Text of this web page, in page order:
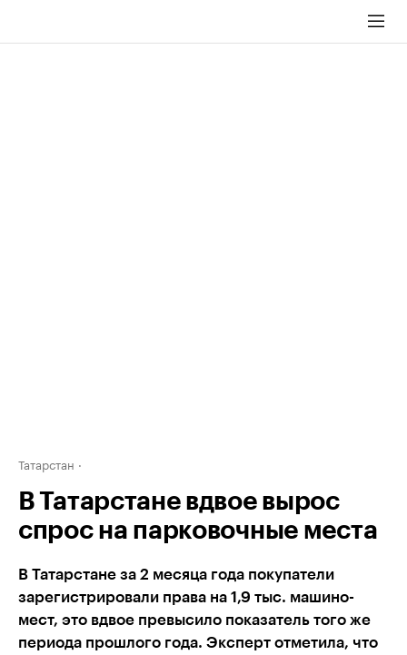
Татарстан
В Татарстане вдвое вырос
спрос на парковочные места
В Татарстане за 2 месяца года покупатели
зарегистрировали права на 1,9 тыс. машино-
мест, это вдвое превысило показатель того же
периода прошлого года. Эксперт отметила, что